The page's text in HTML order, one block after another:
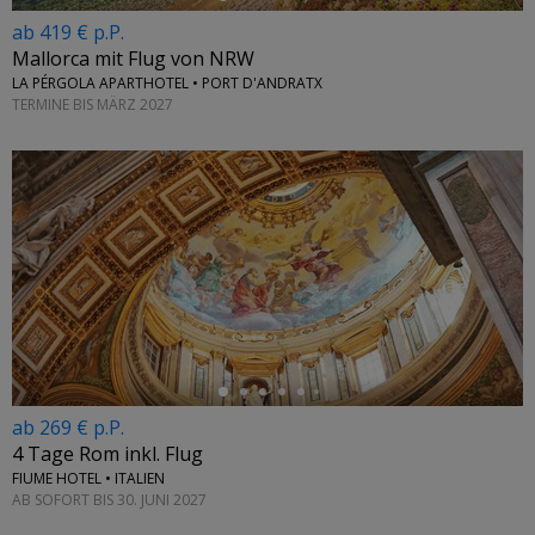
ab 419 € p.P.
Mallorca mit Flug von NRW
LA PÉRGOLA APARTHOTEL • PORT D'ANDRATX
TERMINE BIS MÄRZ 2027
←
ab 269 € p.P.
4 Tage Rom inkl. Flug
FIUME HOTEL • ITALIEN
AB SOFORT BIS 30. JUNI 2027